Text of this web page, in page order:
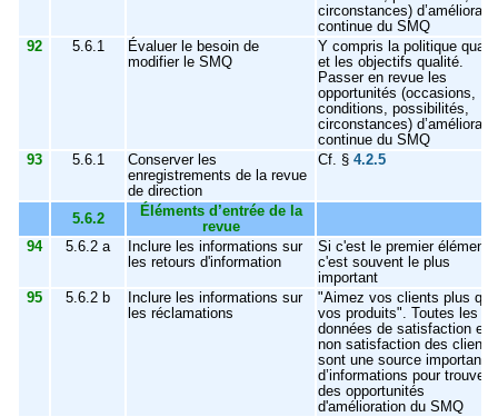
circonstances)
continue du SMQ
92
5.6.1
Évaluer le besoin de
modifier le SMQ
Y compris la politique
et les objectifs qualité.
Passer en revue les
opportunités (occasions,
conditions, possibilités,
circonstances)
continue du SMQ
93
5.6.1
Conserver les
enregistrements de la revue
de direction
Cf. § 4.2.5
5.6.2
Éléments d’entrée de la
revue
94
5.6.2 a
Inclure les informations sur
les retours d'information
Si c'est le premier élément,
c'est souvent le plus
important
95
5.6.2 b
Inclure les informations sur
les réclamations
"Aimez vos clients plus que
vos produits". Toutes les
données de satisfaction et
non satisfaction des clients
sont une source importante
d’informations pour trouver
des opportunités
d'amélioration du SMQ